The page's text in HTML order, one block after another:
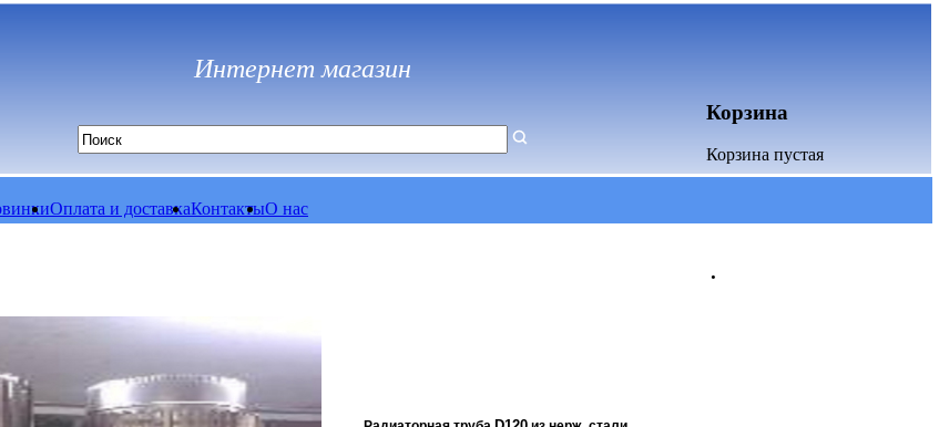
Интернет магазин
Корзина
Корзина пустая
Оплата и доставкаКонтактыО нас
.